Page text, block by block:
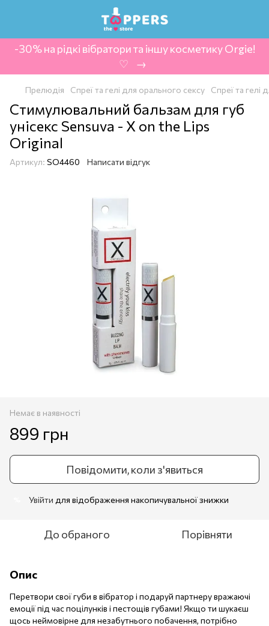
-30% на рідкі вібратори та іншу косметику Orgie!
‍ ♡ ‍ → ‍
Прелюдія Спреї та гелі для орального сексу Спреї та
Стимулювальний бальзам для губ
унісекс Sensuva - X on the Lips
Original
Артикул: SO4460 Написати відгук
Немає в наявності
899 грн
Повідомити, коли з'явиться
Увійти для відображення накопичувальної знижки
До обраного Порівняти
Опис
Перетвори свої губи в вібратор і подаруй партнеру вражаючі
емоції під час поцілунків і пестощів губами! Якщо ти шукаєш
щось неймовірне для незабутнього побачення, потрібно